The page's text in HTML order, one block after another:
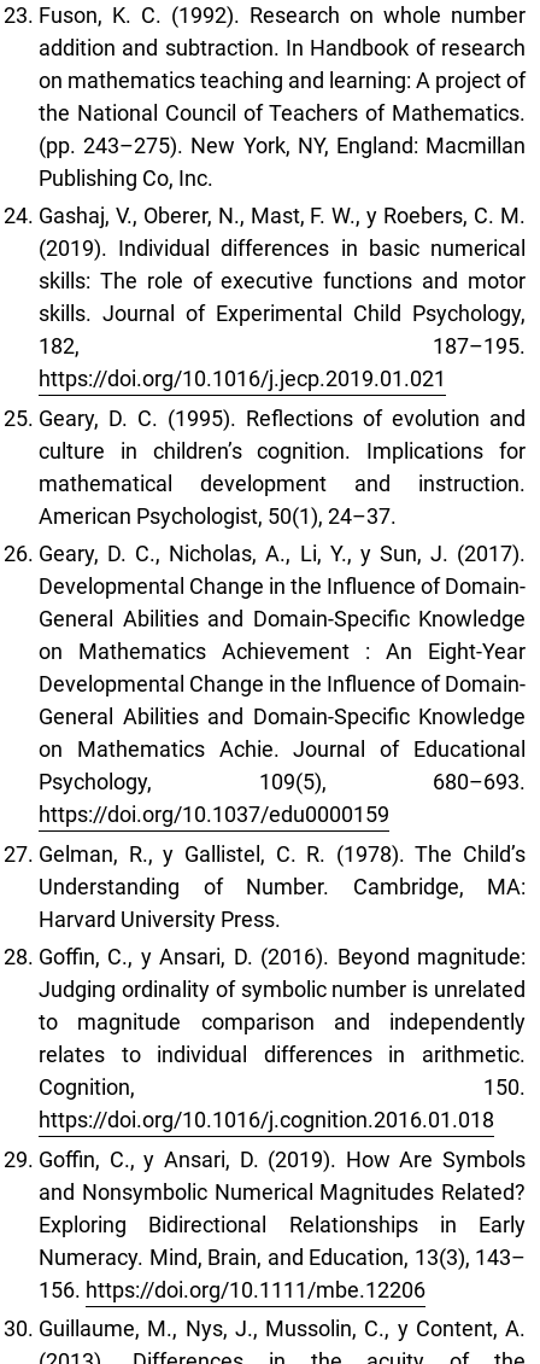
Fuson, K. C. (1992). Research on whole number
addition and subtraction. In Handbook of research
on mathematics teaching and learning: A project of
the National Council of Teachers of Mathematics.
(pp. 243–275). New York, NY, England: Macmillan
Publishing Co, Inc.
Gashaj, V., Oberer, N., Mast, F. W., y Roebers, C. M.
(2019). Individual differences in basic numerical
skills: The role of executive functions and motor
skills. Journal of Experimental Child Psychology,
182, 187–195.
https://doi.org/10.1016/j.jecp.2019.01.021
Geary, D. C. (1995). Reflections of evolution and
culture in children’s cognition. Implications for
mathematical development and instruction.
American Psychologist, 50(1), 24–37.
Geary, D. C., Nicholas, A., Li, Y., y Sun, J. (2017).
Developmental Change in the Influence of Domain-
General Abilities and Domain-Specific Knowledge
on Mathematics Achievement : An Eight-Year
Developmental Change in the Influence of Domain-
General Abilities and Domain-Specific Knowledge
on Mathematics Achie. Journal of Educational
Psychology, 109(5), 680–693.
https://doi.org/10.1037/edu0000159
Gelman, R., y Gallistel, C. R. (1978). The Child’s
Understanding of Number. Cambridge, MA:
Harvard University Press.
Goffin, C., y Ansari, D. (2016). Beyond magnitude:
Judging ordinality of symbolic number is unrelated
to magnitude comparison and independently
relates to individual differences in arithmetic.
Cognition, 150.
https://doi.org/10.1016/j.cognition.2016.01.018
Goffin, C., y Ansari, D. (2019). How Are Symbols
and Nonsymbolic Numerical Magnitudes Related?
Exploring Bidirectional Relationships in Early
Numeracy. Mind, Brain, and Education, 13(3), 143–
156. https://doi.org/10.1111/mbe.12206
Guillaume, M., Nys, J., Mussolin, C., y Content, A.